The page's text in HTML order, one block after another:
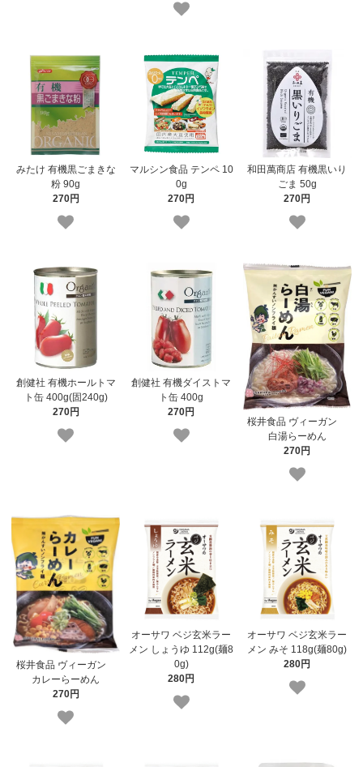
みたけ 有機黒ごまきな
粉 90g
270円
マルシン食品 テンペ 10
0g
270円
和田萬商店 有機黒いり
ごま 50g
270円
創健社 有機ホールトマ
ト缶 400g(固240g)
270円
創健社 有機ダイストマ
ト缶 400g
270円
桜井食品 ヴィーガン
白湯らーめん
270円
桜井食品 ヴィーガン
カレーらーめん
270円
オーサワ ベジ玄米ラー
メン しょうゆ 112g(麺8
0g)
280円
オーサワ ベジ玄米ラー
メン みそ 118g(麺80g)
280円